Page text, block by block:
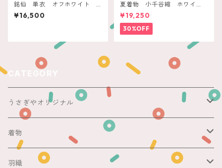
銘仙 単衣 オフホワイト
モザイクタイルアート
¥16,500
夏着物 小千谷縮 ホワイ
ト コーラル枝花
¥19,250
30%OFF
うさぎやオリジナル
ericoさん
レース足袋
着物
袷
羽織